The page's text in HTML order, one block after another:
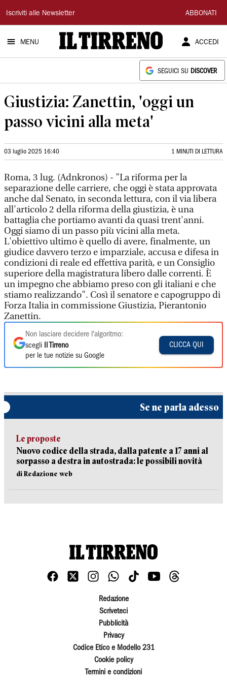
Il
Tirreno
Iscriviti alle Newsletter ABBONATI
MENU ACCEDI
SEGUICI SU DISCOVER
Giustizia: Zanettin, 'oggi un
passo vicini alla meta'
03 luglio 2025 16:40 1 MINUTI DI LETTURA
Roma, 3 lug. (Adnkronos) - "La riforma per la
separazione delle carriere, che oggi è stata approvata
anche dal Senato, in seconda lettura, con il via libera
all'articolo 2 della riforma della giustizia, è una
battaglia che portiamo avanti da quasi trent'anni.
Oggi siamo di un passo più vicini alla meta.
L'obiettivo ultimo è quello di avere, finalmente, un
giudice davvero terzo e imparziale, accusa e difesa in
condizioni di reale ed effettiva parità, e un Consiglio
superiore della magistratura libero dalle correnti. È
un impegno che abbiamo preso con gli italiani e che
stiamo realizzando". Così il senatore e capogruppo di
Forza Italia in commissione Giustizia, Pierantonio
Zanettin.
Non lasciare decidere l'algoritmo:
scegli
Il Tirreno
per le tue notizie su Google
CLICCA QUI
Se ne parla adesso
Le proposte
Nuovo codice della strada, dalla patente a 17 anni al
sorpasso a destra in autostrada: le possibili novità
di Redazione web
Redazione
Scriveteci
Pubblicità
Privacy
Codice Etico e Modello 231
Cookie policy
Termini e condizioni